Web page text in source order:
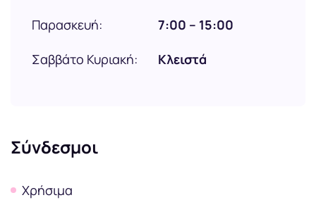
Παρασκευή: 7:00 – 15:00
Σαββάτο Κυριακή: Κλειστά
Σύνδεσμοι
Χρήσιμα